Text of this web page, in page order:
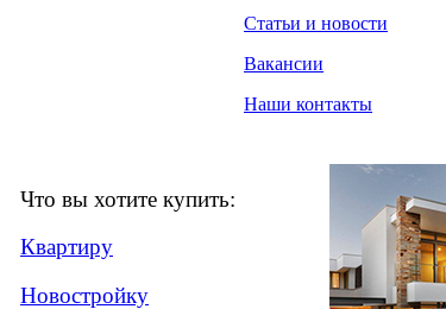
Статьи и новости
Вакансии
Наши контакты
Что вы хотите купить:
Квартиру
Новостройку